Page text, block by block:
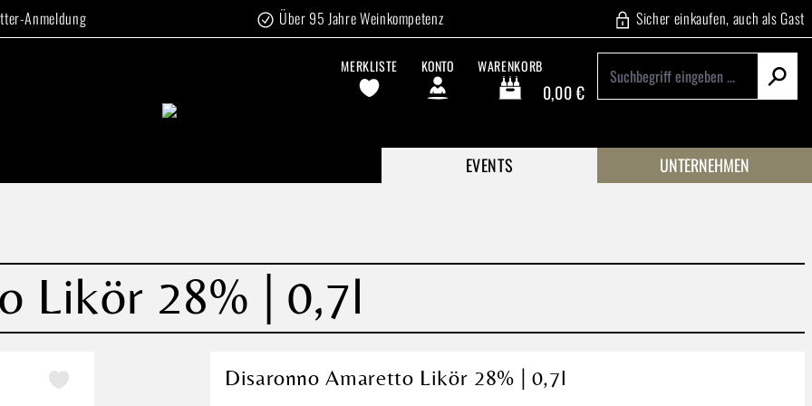
Anmeldung Über 95 Jahre Weinkompetenz Sicher einkaufen, auch als Gast
MERKLISTE KONTO WARENKORB
0,00 €
Warenkorb enthält 0 Positionen. Der Gesamtwert
EVENTS UNTERNEHMEN
Likör 28% | 0,7l
Disaronno Amaretto Likör 28% | 0,7l